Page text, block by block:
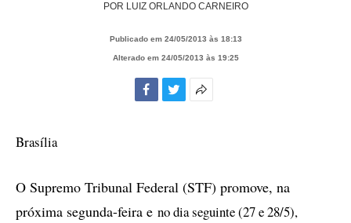
POR LUIZ ORLANDO CARNEIRO
Publicado em 24/05/2013 às 18:13
Alterado em 24/05/2013 às 19:25
Brasília
O Supremo Tribunal Federal (STF) promove, na
próxima segunda-feira e no dia seguinte (27 e 28/5),